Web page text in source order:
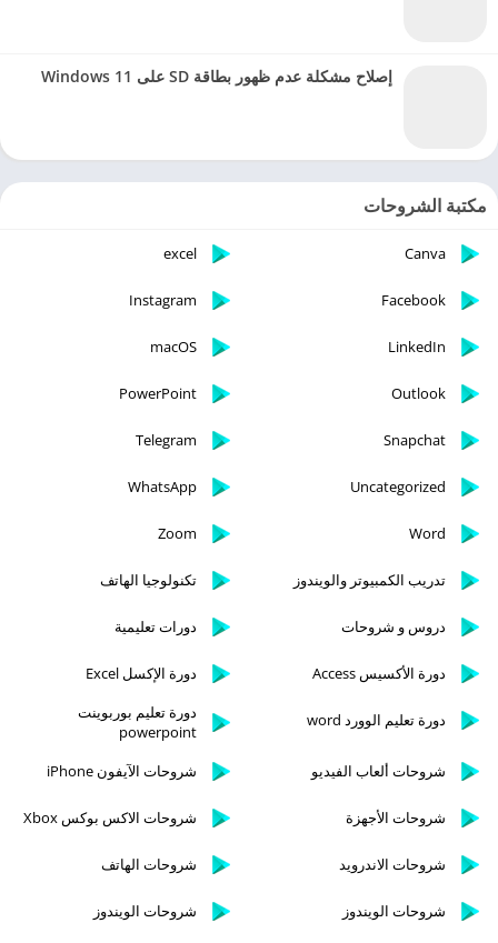
إصلاح مشكلة عدم ظهور بطاقة SD على Windows 11
مكتبة الشروحات
Canva
excel
Facebook
Instagram
LinkedIn
macOS
Outlook
PowerPoint
Snapchat
Telegram
Uncategorized
WhatsApp
Word
Zoom
تدريب الكمبيوتر والويندوز تكنولوجيا الهاتف
دروس و شروحات دورات تعليمية
دورة الأكسيس Access دورة الإكسل Excel
دورة تعليم الوورد word
دورة تعليم بوربوينت
powerpoint
شروحات ألعاب الفيديو
شروحات الآيفون iPhone
شروحات الأجهزة شروحات الاكس بوكس Xbox
شروحات الاندرويد شروحات الهاتف
شروحات الويندوز شروحات الويندوز